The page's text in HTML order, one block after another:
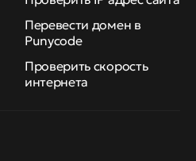
Перевести домен в
Punycode
Проверить скорость
интернета